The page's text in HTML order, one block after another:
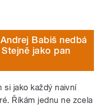
Babiš nedbá
jako pan
si jako každý naivní
Říkám jednu ne zcela